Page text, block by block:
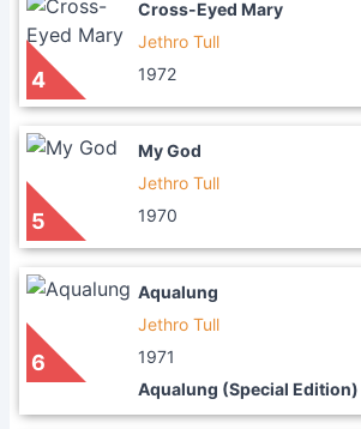
4
Cross-Eyed Mary
Jethro Tull
1972
5
My God
Jethro Tull
1970
6
Aqualung
Jethro Tull
1971
Aqualung (Special Edition)